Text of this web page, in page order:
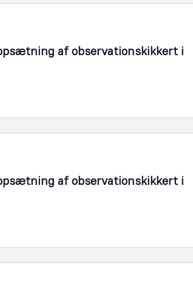
af observationskikkert i
af observationskikkert i